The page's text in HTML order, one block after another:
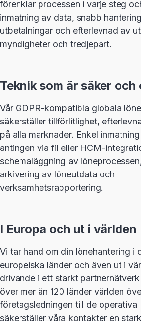
förenklar processen i varje steg
inmatning av data, snabb
utbetalningar och efterlevnad av
myndigheter och tredjepart.
Teknik som är säker
Vår GDPR-kompatibla globala
säkerställer tillförlitlighet,
på alla marknader. Enkel
antingen via fil eller HCM-
schemaläggning av
arkivering av löneutdata och
verksamhetsrapportering.
I Europa och ut i världen
Vi tar hand om din lönehantering i
europeiska länder och även ut i
drivande i ett starkt
över mer än 120 länder världen
företagsledningen till de operativa
säkerställer våra kontakter en